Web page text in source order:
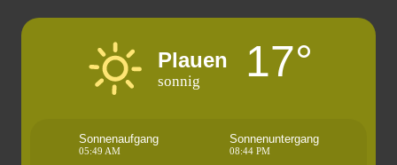
Plauen
sonnig 17°
Sonnenaufgang
05:49 AM
Sonnenuntergang
08:44 PM